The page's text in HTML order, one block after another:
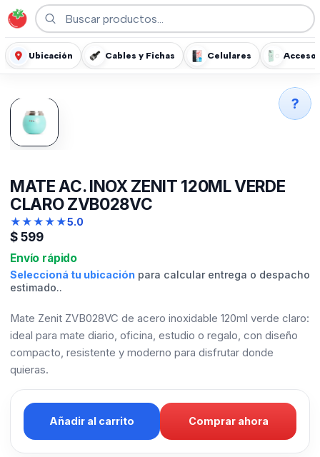
Ubicación Cables y Fichas Celulares
MATE AC. INOX ZENIT 120ML VERDE
CLARO ZVB028VC
★★★★★5.0
$599
Envío rápido
Seleccioná tu ubicación para calcular entrega o despacho
estimado..
Mate Zenit ZVB028VC de acero inoxidable 120ml verde claro:
ideal para mate diario, oficina, estudio o regalo, con diseño
compacto, resistente y moderno para disfrutar donde
quieras.
Añadir al carrito Comprar ahora
?